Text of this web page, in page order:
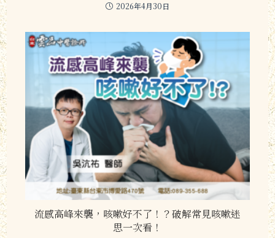
2026年4月30日
流感高峰來襲，咳嗽好不了！？破解常見咳嗽迷
思一次看！